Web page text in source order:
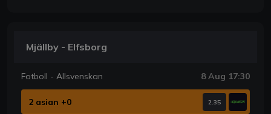
Mjällby - Elfsborg
Fotboll - Allsvenskan 8 Aug 17:30
2 asian +0 2.35